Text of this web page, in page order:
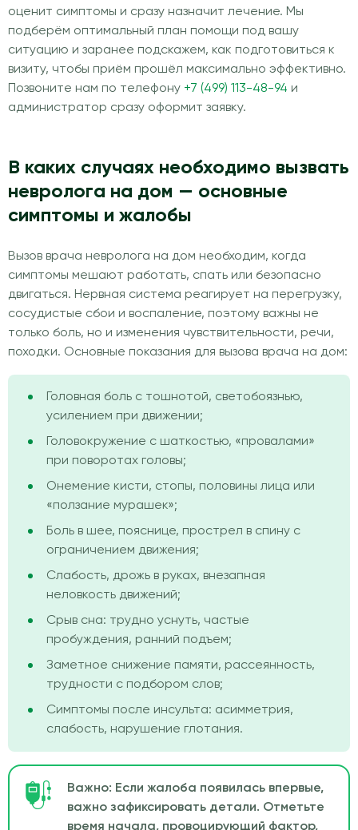
оценит симптомы и сразу назначит лечение. Мы
подберём оптимальный план помощи под вашу
ситуацию и заранее подскажем, как подготовиться к
визиту, чтобы приём прошёл максимально эффективно.
Позвоните нам по телефону +7 (499) 113-48-94 и
администратор сразу оформит заявку.
В каких случаях необходимо вызвать
невролога на дом — основные
симптомы и жалобы
Вызов врача невролога на дом необходим, когда
симптомы мешают работать, спать или безопасно
двигаться. Нервная система реагирует на перегрузку,
сосудистые сбои и воспаление, поэтому важны не
только боль, но и изменения чувствительности, речи,
походки. Основные показания для вызова врача на дом:
Головная боль с тошнотой, светобоязнью,
усилением при движении;
Головокружение с шаткостью, «провалами»
при поворотах головы;
Онемение кисти, стопы, половины лица или
«ползание мурашек»;
Боль в шее, пояснице, прострел в спину с
ограничением движения;
Слабость, дрожь в руках, внезапная
неловкость движений;
Срыв сна: трудно уснуть, частые
пробуждения, ранний подъем;
Заметное снижение памяти, рассеянность,
трудности с подбором слов;
Симптомы после инсульта: асимметрия,
слабость, нарушение глотания.
Важно: Если жалоба появилась впервые,
важно зафиксировать детали. Отметьте
время начала, провоцирующий фактор,